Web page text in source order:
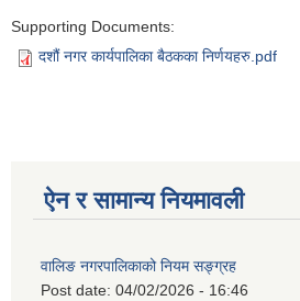
Supporting Documents:
दशौं नगर कार्यपालिका बैठकका निर्णयहरु.pdf
ऐन र सामान्य नियमावली
वालिङ नगरपालिकाको नियम सङ्ग्रह
Post date: 04/02/2026 - 16:46